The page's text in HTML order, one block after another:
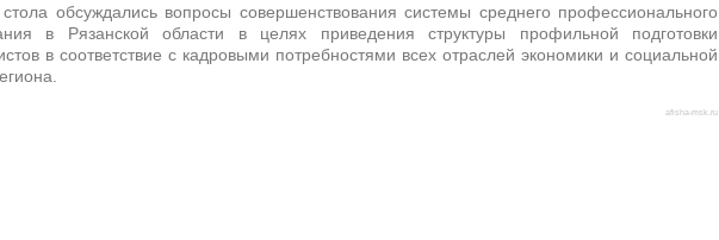
стола обсуждались вопросы совершенствования системы среднего профессионального
в Рязанской области в целях приведения структуры профильной подготовки
в соответствие с кадровыми потребностями всех отраслей экономики и социальной
afisha-msk.ru